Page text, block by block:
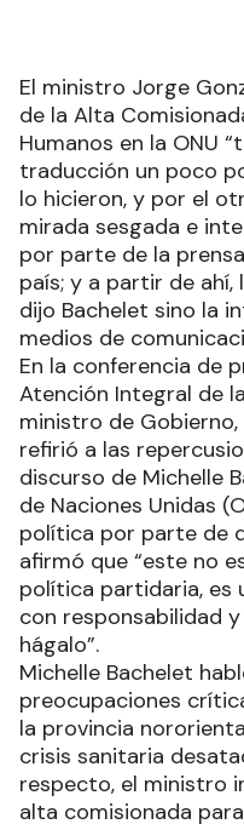
El ministro Jorge
de la Alta
Humanos en la ONU
traducción un poco
lo hicieron, y por el
mirada sesgada e
por parte de la
país; y a partir de ahí,
dijo Bachelet sino la
medios de
En la conferencia de
Atención Integral de
ministro de
refirió a las
discurso de Michelle
de Naciones Unidas
política por parte de
afirmó que “este no
política partidaria, es
con responsabilidad
hágalo”.